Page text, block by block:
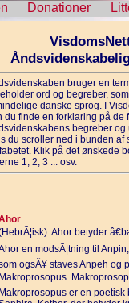
Donationer
bruger en
ord og begreber,
danske sprog. I
du finde en forklaring på de
begreber og
du scroller ned i bunden
Klik på det ønskede
1, 2, 3 ... osv.
Ahor betyder
en modsÃ¦tning til
ogsÃ¥ staves Anpeh og
Makroprosopus.
Makroprosopus er en poetisk